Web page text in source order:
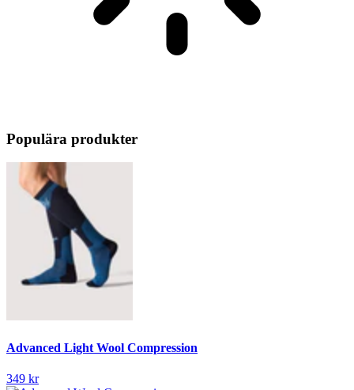
Populära produkter
Advanced Light Wool Compression
349 kr